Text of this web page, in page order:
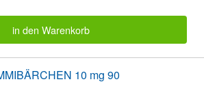
in den Warenkorb
10 mg 90